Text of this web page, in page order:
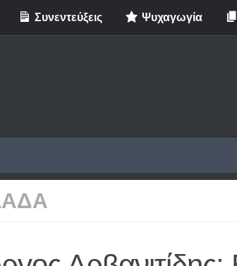
Συνεντεύξεις Ψυχαγωγία